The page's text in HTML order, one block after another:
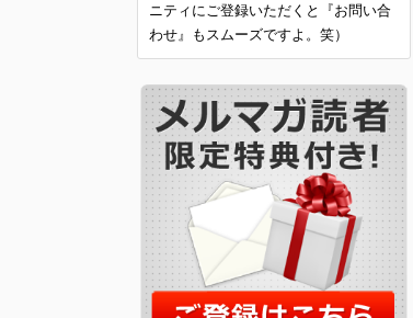
ニティにご登録いただくと『お問い合
わせ』もスムーズですよ。笑）